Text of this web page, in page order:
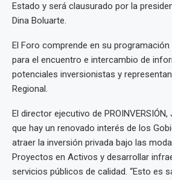
Estado y será clausurado por la
Dina Boluarte.
El Foro comprende en su programación
para el encuentro e intercambio de
potenciales inversionistas y
Regional.
El director ejecutivo de
que hay un renovado interés de los
atraer la inversión privada bajo las
Proyectos en Activos y desarrollar
servicios públicos de calidad. “Esto es